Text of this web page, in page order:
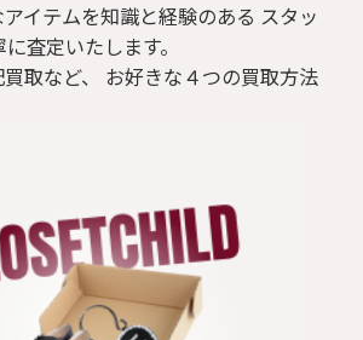
イテムを知識と経験のある スタッ
査定いたします。
取など、 お好きな４つの買取方法